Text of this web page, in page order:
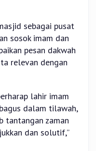
sebagai pusat
sosok imam dan
pesan dakwah
relevan dengan
lahir imam
dalam tilawah,
tantangan zaman
dan solutif,”